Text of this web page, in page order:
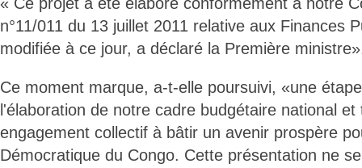
n°11/011 du 13 juillet 2011 relative aux Finances
modifiée à ce jour, a déclaré la Première
Ce moment marque, a-t-elle poursuivi, «une
l'élaboration de notre cadre budgétaire national
engagement collectif à bâtir un avenir prospère
Démocratique du Congo. Cette présentation ne